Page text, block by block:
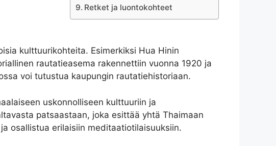
Retket ja luontokohteet
kulttuurikohteita. Esimerkiksi Hua Hinin
rautatieasema rakennettiin vuonna 1920 ja
voi tutustua kaupungin rautatiehistoriaan.
uskonnolliseen kulttuuriin ja
patsaastaan, joka esittää yhtä Thaimaan
osallistua erilaisiin meditaatiotilaisuuksiin.